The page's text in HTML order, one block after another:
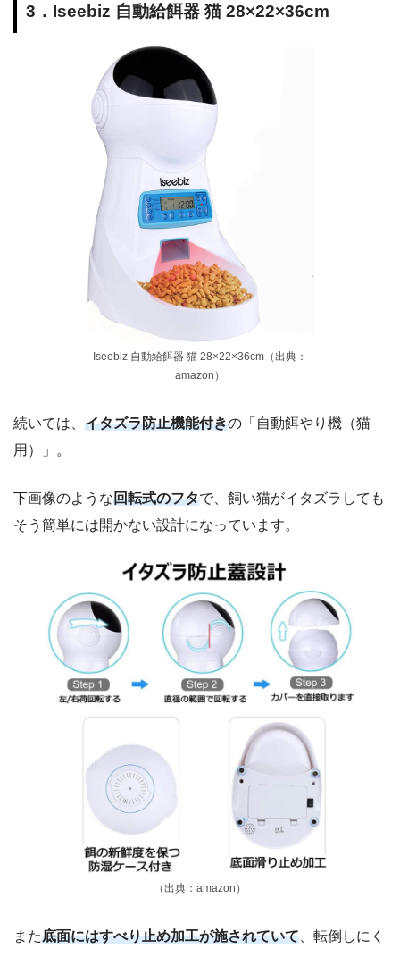
3．Iseebiz 自動給餌器 猫 28×22×36cm
Iseebiz 自動給餌器 猫 28×22×36cm（出典：
amazon）
続いては、 イタズラ防止機能付きの「自動餌やり機（猫
用）」。
下画像のような回転式のフタで、飼い猫がイタズラしても
そう簡単には開かない設計になっています。
（出典：amazon）
また底面にはすべり止め加工が施されていて 、転倒しにく